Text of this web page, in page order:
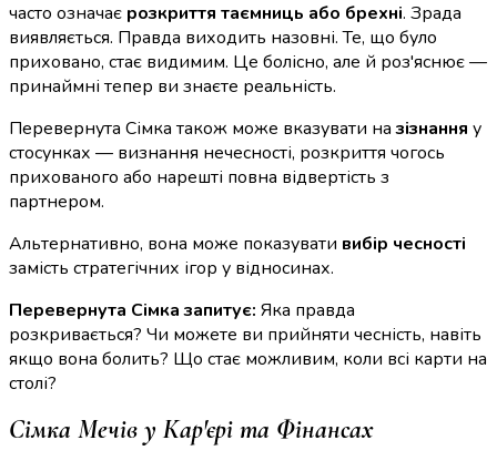
часто означає розкриття таємниць або брехні. Зрада
виявляється. Правда виходить назовні. Те, що було
приховано, стає видимим. Це болісно, але й роз'яснює —
принаймні тепер ви знаєте реальність.
Перевернута Сімка також може вказувати назізнання у
стосунках — визнання нечесності, розкриття чогось
прихованого або нарешті повна відвертість з
партнером.
Альтернативно, вона може показувати вибір чесності
замість стратегічних ігор у відносинах.
Перевернута Сімка запитує: Яка правда
розкривається? Чи можете ви прийняти чесність, навіть
якщо вона болить? Що стає можливим, коли всі карти на
столі?
Сімка Мечів у Кар'єрі та Фінансах